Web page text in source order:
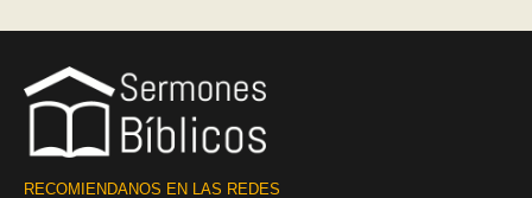
RECOMIENDANOS EN LAS REDES